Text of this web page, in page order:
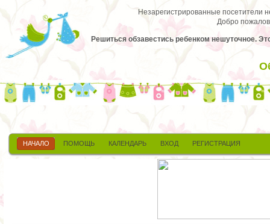
Незарегистрированные посетители
Добро
Решиться обзавестись ребенком нешуточное.
НАЧАЛО ПОМОЩЬ КАЛЕНДАРЬ ВХОД РЕГИСТРАЦИЯ